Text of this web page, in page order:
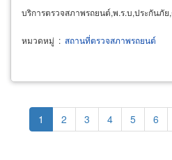
บริการตรวจสภาพรถยนต์,พ.ร.บ,ประกันภั
หมวดหมู่ : สถานที่ตรวจสภาพรถยนต์
Pagination
Current
page
1 Page
2 Page
3 Page
4 Page
5 Page
6